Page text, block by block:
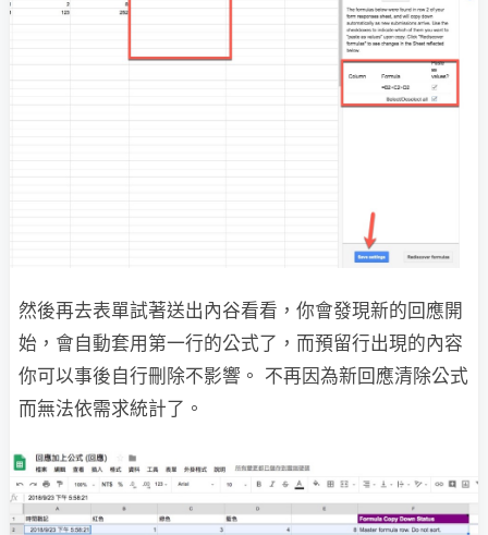
然後再去表單試著送出內谷看看，你會發現新的回應開
始，會自動套用第一行的公式了，而預留行出現的內容
你可以事後自行刪除不影響。 不再因為新回應清除公式
而無法依需求統計了。